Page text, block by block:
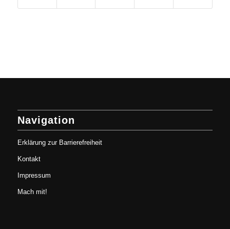
Navigation
Erklärung zur Barrierefreiheit
Kontakt
Impressum
Mach mit!